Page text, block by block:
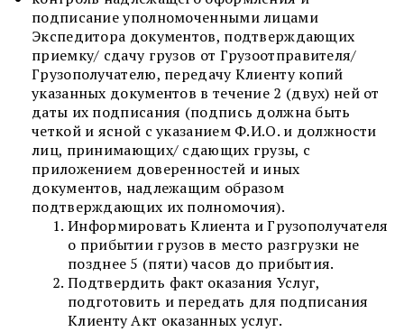
подписание уполномоченными лицами
Экспедитора документов, подтверждающих
приемку/ сдачу грузов от Грузоотправителя/
Грузополучателю, передачу Клиенту копий
указанных документов в течение 2 (двух) ней от
даты их подписания (подпись должна быть
четкой и ясной с указанием Ф.И.О. и должности
лиц, принимающих/ сдающих грузы, с
приложением доверенностей и иных
документов, надлежащим образом
подтверждающих их полномочия).
Информировать Клиента и Грузополучателя
о прибытии грузов в место разгрузки не
позднее 5 (пяти) часов до прибытия.
Подтвердить факт оказания Услуг,
подготовить и передать для подписания
Клиенту Акт оказанных услуг.